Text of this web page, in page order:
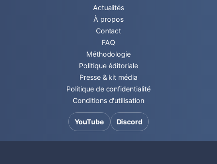
Actualités
À propos
Contact
FAQ
Méthodologie
Politique éditoriale
Presse & kit média
Politique de confidentialité
Conditions d'utilisation
YouTube Discord